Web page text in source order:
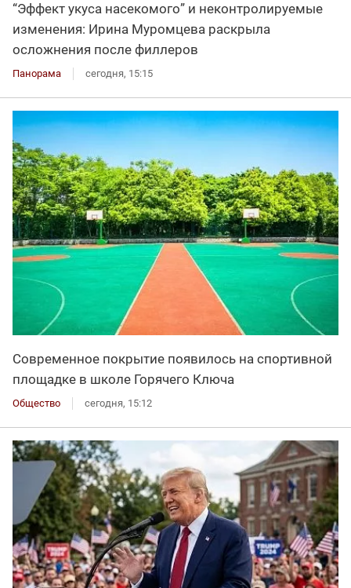
“Эффект укуса насекомого” и неконтролируемые
изменения: Ирина Муромцева раскрыла
осложнения после филлеров
Панорама сегодня, 15:15
Современное покрытие появилось на спортивной
площадке в школе Горячего Ключа
Общество сегодня, 15:12